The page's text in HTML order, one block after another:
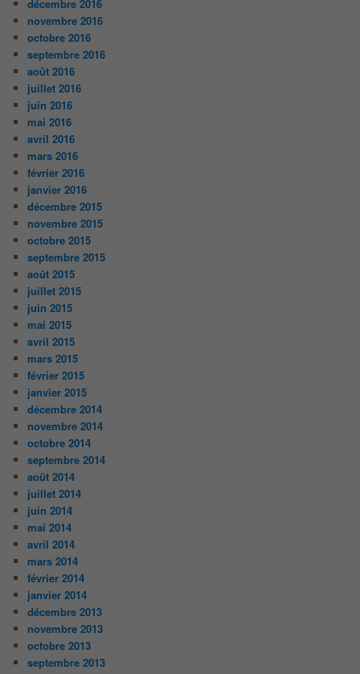
décembre 2016
novembre 2016
octobre 2016
septembre 2016
août 2016
juillet 2016
juin 2016
mai 2016
avril 2016
mars 2016
février 2016
janvier 2016
décembre 2015
novembre 2015
octobre 2015
septembre 2015
août 2015
juillet 2015
juin 2015
mai 2015
avril 2015
mars 2015
février 2015
janvier 2015
décembre 2014
novembre 2014
octobre 2014
septembre 2014
août 2014
juillet 2014
juin 2014
mai 2014
avril 2014
mars 2014
février 2014
janvier 2014
décembre 2013
novembre 2013
octobre 2013
septembre 2013